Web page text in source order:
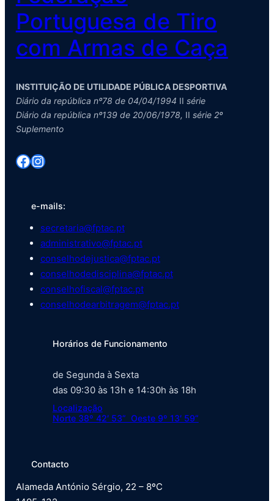
Portuguesa de Tiro
com Armas de Caça
INSTITUIÇÃO DE UTILIDADE PÚBLICA DESPORTIVA
Diário da república nº78 de 04/04/1994 II série
Diário da república nº139 de 20/06/1978, II série 2º
Suplemento
Facebook Instagram
e-mails:
secretaria@fptac.pt
administrativo@fptac.pt
conselhodejustica@fptac.pt
conselhodedisciplina@fptac.pt
conselhofiscal@fptac.pt
conselhodearbitragem@fptac.pt
Horários de Funcionamento
de Segunda à Sexta
das 09:30 às 13h e 14:30h às 18h
Localização
Norte 38º 42′ 53” Oeste 9º 13′ 59”
Contacto
Alameda António Sérgio, 22 – 8ºC